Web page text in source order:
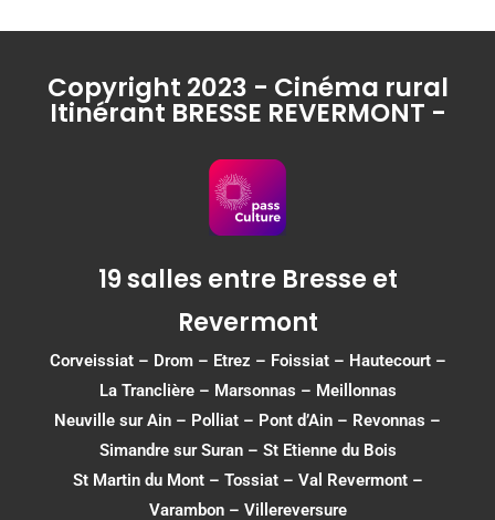
Copyright 2023 - Cinéma rural
Itinérant BRESSE REVERMONT -
19 salles entre Bresse et
Revermont
Corveissiat– Drom– Etrez – Foissiat– Hautecourt–
La Tranclière – Marsonnas – Meillonnas
Neuville sur Ain – Polliat – Pont d’Ain – Revonnas –
Simandre sur Suran– St Etienne du Bois
St Martin du Mont– Tossiat– Val Revermont–
Varambon– Villereversure